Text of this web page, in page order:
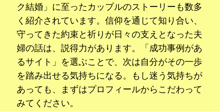
ク結婚」に至ったカップルのストーリーも数多
く紹介されています。信仰を通じて知り合い、
守ってきた約束と祈りが日々の支えとなった夫
婦の話は、説得力があります。「成功事例があ
るサイト」を選ぶことで、次は自分がその一歩
を踏み出せる気持ちになる。もし迷う気持ちが
あっても、まずはプロフィールからこだわって
みてください。